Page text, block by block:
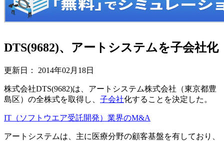
DTS(9682)、アートシステムを子会社化
更新日： 2014年02月18日
株式会社DTS(9682)は、アートシステム株式会社（東京都豊
島区）の全株式を取得し、 子会社化することを決定した。
IT（ソフトウエア受託開発）業界のM&A
アートシステムは、主に医療分野の顧客基盤を有しており、